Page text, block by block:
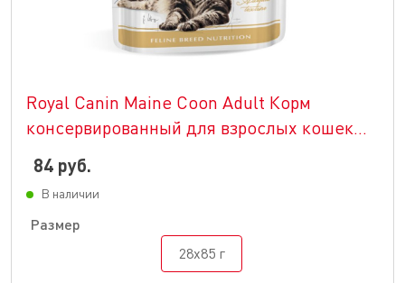
Royal Canin Maine Coon Adult Корм
консервированный для взрослых кошек
84 руб.
В наличии
Размер
28x85 г